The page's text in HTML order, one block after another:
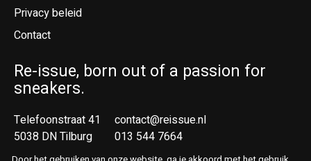
Privacy beleid
Contact
Re-issue, born out of a passion for
sneakers.
Telefoonstraat 41
5038 DN Tilburg
contact@reissue.nl
013 544 7664